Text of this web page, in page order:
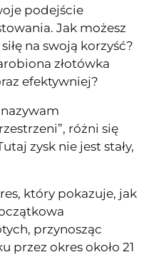
podejście
Jak możesz
na swoją korzyść?
złotówka
efektywniej?
różni się
zysk nie jest stały,
który pokazuje, jak
przynosząc
przez okres około 21